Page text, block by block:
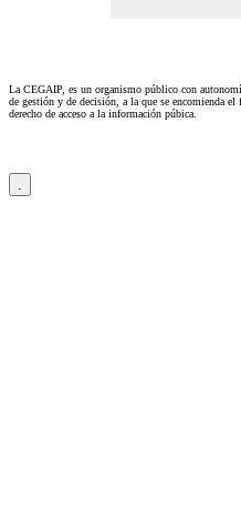
La CEGAIP, es un organismo público con
de gestión y de decisión, a la que se encomienda
derecho de acceso a la información púbica.